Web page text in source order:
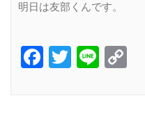
明日は友部くんです。
Facebook
Twitter
Line